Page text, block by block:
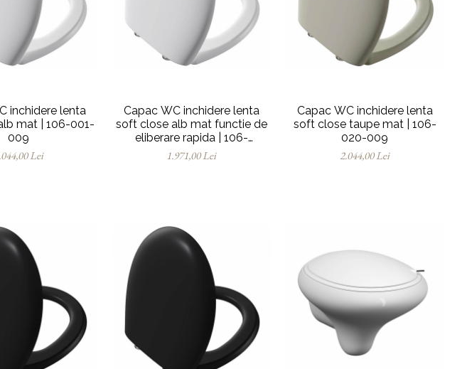
inchidere lenta
mat | 106-001-
009
Lei
Capac WC inchidere lenta
soft close alb mat functie de
eliberare rapida | 106-
001R009
1.971,00 Lei
Capac WC inchidere lenta
soft close taupe mat | 106-
020-009
2.044,00 Lei